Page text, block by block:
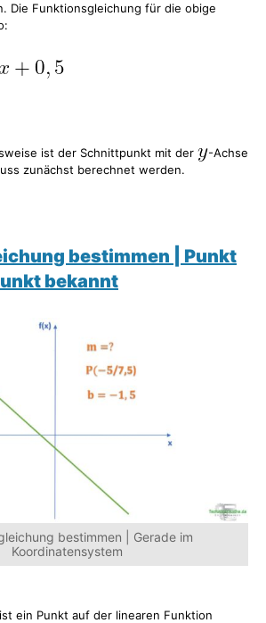
Die Funktionsgleichung für die obige
ist der Schnittpunkt mit der
-Achse
zunächst berechnet werden.
bestimmen | Punkt
bekannt
bestimmen | Gerade im
Koordinatensystem
ein Punkt auf der linearen Funktion